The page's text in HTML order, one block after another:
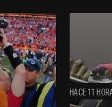
HACE 11